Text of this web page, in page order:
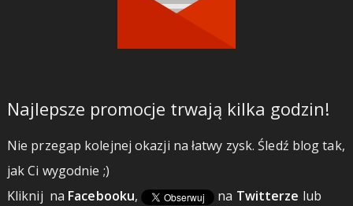
Najlepsze promocje trwają kilka godzin!
Nie przegap kolejnej okazji na łatwy zysk. Śledź blog tak,
jak Ci wygodnie ;)
Kliknij na Facebooku, na Twitterze lub